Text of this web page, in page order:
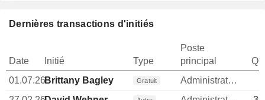
Dernières transactions d'initiés
Date Initié Type
Poste
principal
01.07.26Brittany Bagley Gratuit Administrateur